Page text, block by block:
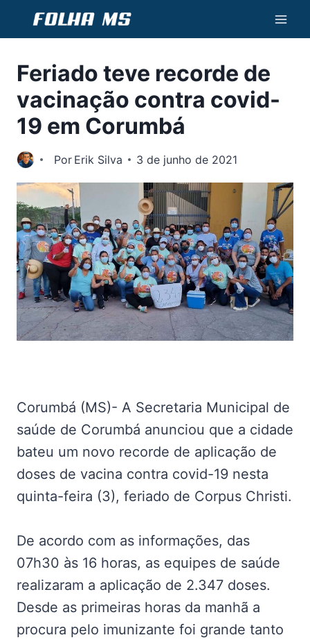
Conteúdo
Feriado teve recorde de
vacinação contra covid-
19 em Corumbá
Por Erik Silva 3 de junho de 2021
Corumbá (MS)- A Secretaria Municipal de
saúde de Corumbá anunciou que a cidade
bateu um novo recorde de aplicação de
doses de vacina contra covid-19 nesta
quinta-feira (3), feriado de Corpus Christi.
De acordo com as informações, das
07h30 às 16 horas, as equipes de saúde
realizaram a aplicação de 2.347 doses.
Desde as primeiras horas da manhã a
procura pelo imunizante foi grande tanto